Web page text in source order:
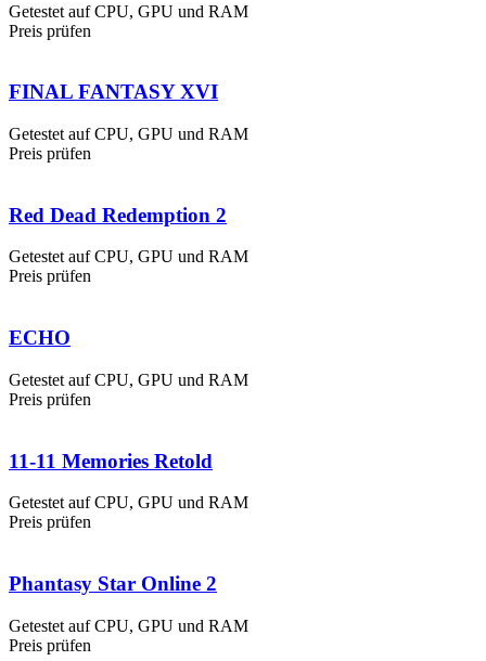
Getestet auf CPU, GPU und RAM
Preis prüfen
FINAL FANTASY XVI
Getestet auf CPU, GPU und RAM
Preis prüfen
Red Dead Redemption 2
Getestet auf CPU, GPU und RAM
Preis prüfen
ECHO
Getestet auf CPU, GPU und RAM
Preis prüfen
11-11 Memories Retold
Getestet auf CPU, GPU und RAM
Preis prüfen
Phantasy Star Online 2
Getestet auf CPU, GPU und RAM
Preis prüfen